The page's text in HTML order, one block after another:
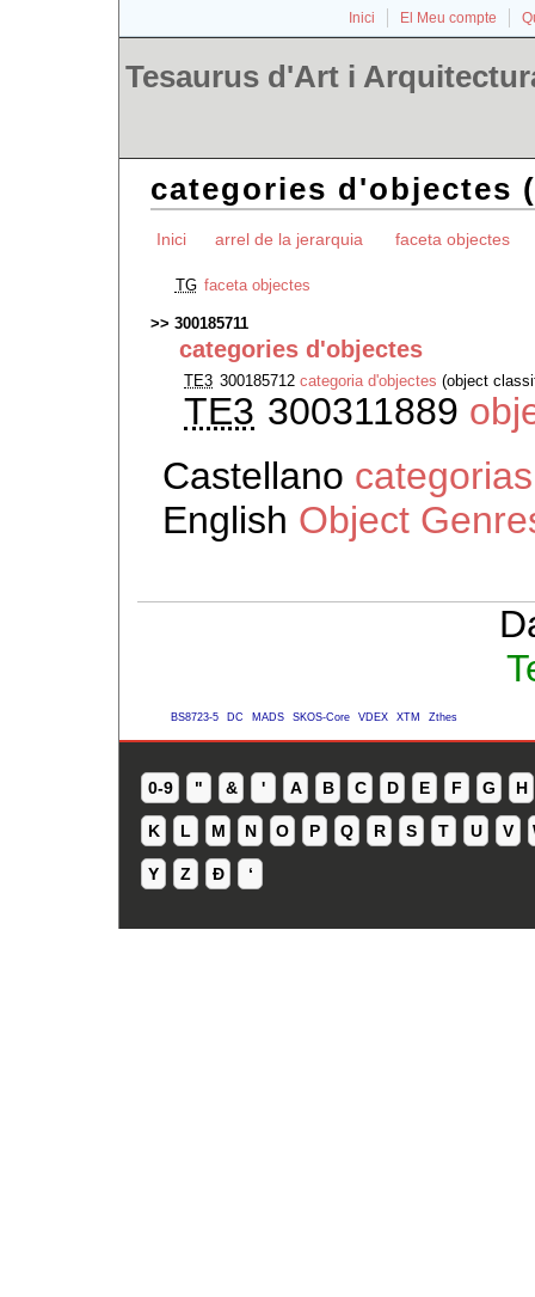
Inici El Meu compte
Tesaurus d'Art i
categories d'objectes
Inici arrel de la jerarquia faceta objectes
TG faceta objectes
300185711
categories d'objectes
TE3 300185712categoria d'objectes (object
TE3 300311889
Castellano
English Object
BS8723-5 DC MADS SKOS-Core VDEX XTM Zthes
0-9 " & ' A B C D E F G H
K L M N O P Q R S T U V
Y Z Ð ʻ